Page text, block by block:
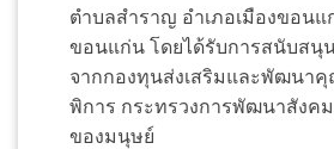
ตำบลสำราญ อำเภอเมืองขอนแ
ขอนแก่น โดยได้รับการสนับสนุ
จากกองทุนส่งเสริมและพัฒนา
พิการ กระทรวงการพัฒนาสังค
ของมนุษย์